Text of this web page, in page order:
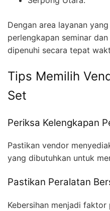
Dengan area layanan
perlengkapan seminar
dipenuhi secara tepat
Tips Memilih
Set
Periksa Kelengkapan
Pastikan vendor
yang dibutuhkan untuk
Pastikan Peralatan
Kebersihan menjadi faktor